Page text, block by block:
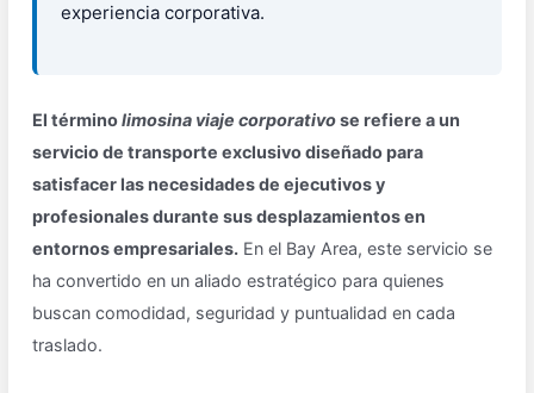
experiencia corporativa.
El términolimosina viaje corporativose refiere a un
servicio de transporte exclusivo diseñado para
satisfacer las necesidades de ejecutivos y
profesionales durante sus desplazamientos en
entornos empresariales. En el Bay Area, este servicio se
ha convertido en un aliado estratégico para quienes
buscan comodidad, seguridad y puntualidad en cada
traslado.